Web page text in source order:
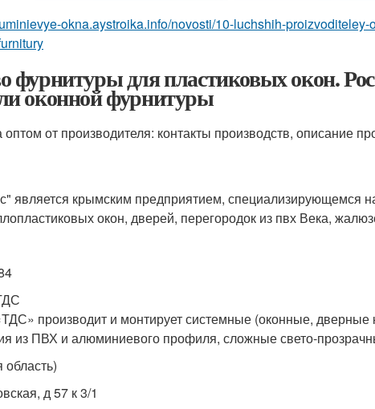
okna.aystroika.info/novosti/10-luchshih-
фурнитуры для пластиковых окон.
оконной фурнитуры
от производителя: контакты производств, описание
крымским предприятием, специализирующемся
окон, дверей, перегородок из пвх Века,
производит и монтирует системные (оконные, дверные
из ПВХ и алюминиевого профиля, сложные свето-
д 57 к 3/1